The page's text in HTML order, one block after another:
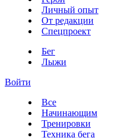
Личный опыт
От редакции
Спецпроект
Бег
Лыжи
Войти
Все
Начинающим
Тренировки
Техника бега